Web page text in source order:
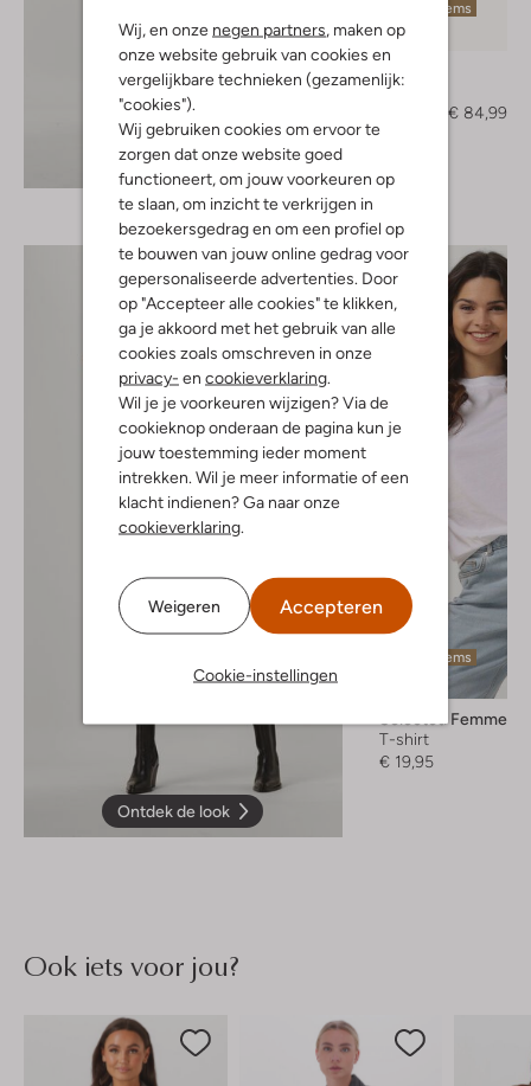
Wij, en onze negen partners, maken op
onze website gebruik van cookies en
vergelijkbare technieken (gezamenlijk:
"cookies").
Wij gebruiken cookies om ervoor te
zorgen dat onze website goed
functioneert, om jouw voorkeuren op
te slaan, om inzicht te verkrijgen in
bezoekersgedrag en om een profiel op
te bouwen van jouw online gedrag voor
gepersonaliseerde advertenties. Door
op "Accepteer alle cookies" te klikken,
ga je akkoord met het gebruik van alle
cookies zoals omschreven in onze
privacy- en cookieverklaring.
Wil je je voorkeuren wijzigen? Via de
cookieknop onderaan de pagina kun je
jouw toestemming ieder moment
intrekken. Wil je meer informatie of een
klacht indienen? Ga naar onze
cookieverklaring.
Weigeren Accepteren
Cookie-instellingen
Ontdek de look
Laatste items
-50%
Bibi Lou
Pumps
€ 84,99
Ontdek de look
Laatste items
Selected Femme
T-shirt
€ 19,95
Ook iets voor jou?